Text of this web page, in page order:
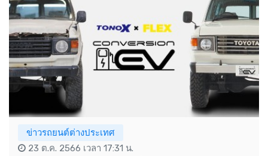
ข่าวรถยนต์ต่างประเทศ
23 ต.ค. 2566 เวลา 17:31 น.